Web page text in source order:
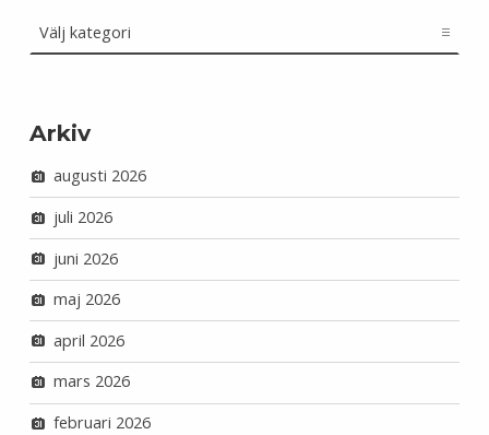
Arkiv
augusti 2026
juli 2026
juni 2026
maj 2026
april 2026
mars 2026
februari 2026